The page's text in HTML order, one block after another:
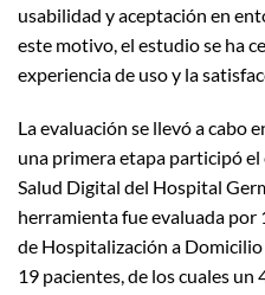
usabilidad y aceptación en
este motivo, el estudio se ha
experiencia de uso y la
La evaluación se llevó a cabo
una primera etapa participó
Salud Digital del Hospital
herramienta fue evaluada por
de Hospitalización a
19 pacientes, de los cuales